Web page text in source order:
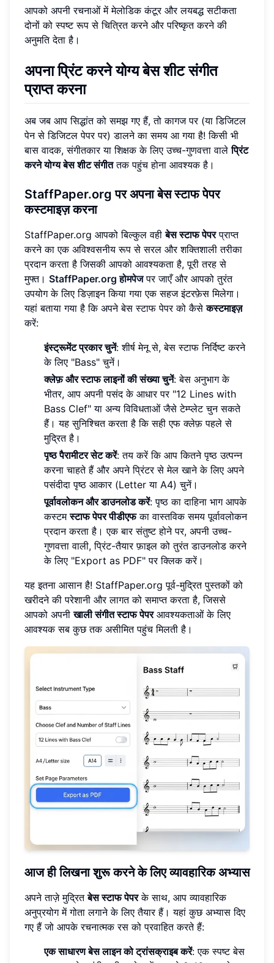
आपको अपनी रचनाओं में मेलोडिक कंटूर और लयबद्ध सटीकता
दोनों को स्पष्ट रूप से चित्रित करने और परिष्कृत करने की
अनुमति देता है।
अपनाप्रिंट करने योग्य बेस शीट संगीत
प्राप्त करना
अब जब आप सिद्धांत को समझ गए हैं, तो कागज पर (या डिजिटल
पेन से डिजिटल पेपर पर) डालने का समय आ गया है! किसी भी
बास वादक, संगीतकार या शिक्षक के लिए उच्च-गुणवत्ता वालेप्रिंट
करने योग्य बेस शीट संगीततक पहुंच होना आवश्यक है।
StaffPaper.org पर अपनाबेस स्टाफ पेपर
कस्टमाइज़ करना
StaffPaper.org आपको बिल्कुल वहीबेस स्टाफ पेपरप्राप्त
करने का एक अविश्वसनीय रूप से सरल और शक्तिशाली तरीका
प्रदान करता है जिसकी आपको आवश्यकता है, पूरी तरह से
मुफ्त। StaffPaper.org होमपेजपर जाएँ और आपको तुरंत
उपयोग के लिए डिज़ाइन किया गया एक सहज इंटरफ़ेस मिलेगा।
यहां बताया गया है कि अपने बेस स्टाफ पेपर को कैसेकस्टमाइज़
करें:
इंस्ट्रूमेंट प्रकार चुनें: शीर्ष मेनू से, बेस स्टाफ निर्दिष्ट करने
के लिए "Bass" चुनें।
क्लेफ़ और स्टाफ लाइनों की संख्या चुनें: बेस अनुभाग के
भीतर, आप अपनी पसंद के आधार पर "12 Lines with
Bass Clef" या अन्य विविधताओं जैसे टेम्प्लेट चुन सकते
हैं। यह सुनिश्चित करता है कि सही एफ क्लेफ़ पहले से
मुद्रित है।
पृष्ठ पैरामीटर सेट करें: तय करें कि आप कितने पृष्ठ उत्पन्न
करना चाहते हैं और अपने प्रिंटर से मेल खाने के लिए अपने
पसंदीदा पृष्ठ आकार (Letter या A4) चुनें।
पूर्वावलोकन और डाउनलोड करें: पृष्ठ का दाहिना भाग आपके
कस्टमस्टाफ पेपर पीडीएफका वास्तविक समय पूर्वावलोकन
प्रदान करता है। एक बार संतुष्ट होने पर, अपनी उच्च-
गुणवत्ता वाली, प्रिंट-तैयार फ़ाइल को तुरंत डाउनलोड करने
के लिए "Export as PDF" पर क्लिक करें।
यह इतना आसान है! StaffPaper.org पूर्व-मुद्रित पुस्तकों को
खरीदने की परेशानी और लागत को समाप्त करता है, जिससे
आपको अपनीखाली संगीत स्टाफ पेपरआवश्यकताओं के लिए
आवश्यक सब कुछ तक असीमित पहुंच मिलती है।
आज ही लिखना शुरू करने के लिए व्यावहारिक अभ्यास
अपने ताज़े मुद्रितबेस स्टाफ पेपरके साथ, आप व्यावहारिक
अनुप्रयोग में गोता लगाने के लिए तैयार हैं। यहां कुछ अभ्यास दिए
गए हैं जो आपके रचनात्मक रस को प्रवाहित करते हैं:
एक साधारण बेस लाइन को ट्रांसक्राइब करें: एक स्पष्ट बेस